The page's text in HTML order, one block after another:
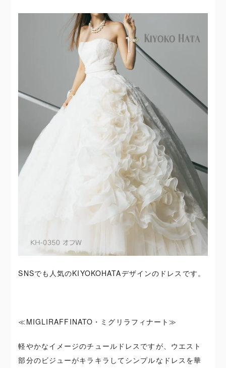
SNSでも人気のKIYOKOHATAデザインのドレスです。
≪MIGLIRAFFINATO・ミグリラフィナート≫
軽やかなイメージのチュールドレスですが、ウエスト
部分のビジューがキラキラしてシンプルなドレスを華